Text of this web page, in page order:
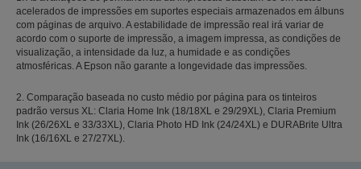
acelerados de impressões em suportes especiais armazenados em álbuns
com páginas de arquivo. A estabilidade de impressão real irá variar de
acordo com o suporte de impressão, a imagem impressa, as condições de
visualização, a intensidade da luz, a humidade e as condições
atmosféricas. A Epson não garante a longevidade das impressões.
2. Comparação baseada no custo médio por página para os tinteiros
padrão versus XL: Claria Home Ink (18/18XL e 29/29XL), Claria Premium
Ink (26/26XL e 33/33XL), Claria Photo HD Ink (24/24XL) e DURABrite Ultra
Ink (16/16XL e 27/27XL).